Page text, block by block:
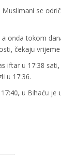
se
onda tokom
čekaju
iftar u 17:38
u 17:36.
u Bihaću je